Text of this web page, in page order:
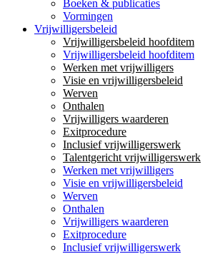
Boeken & publicaties
Vormingen
Vrijwilligersbeleid
Vrijwilligersbeleid hoofditem
Vrijwilligersbeleid hoofditem
Werken met vrijwilligers
Visie en vrijwilligersbeleid
Werven
Onthalen
Vrijwilligers waarderen
Exitprocedure
Inclusief vrijwilligerswerk
Talentgericht vrijwilligerswerk
Werken met vrijwilligers
Visie en vrijwilligersbeleid
Werven
Onthalen
Vrijwilligers waarderen
Exitprocedure
Inclusief vrijwilligerswerk